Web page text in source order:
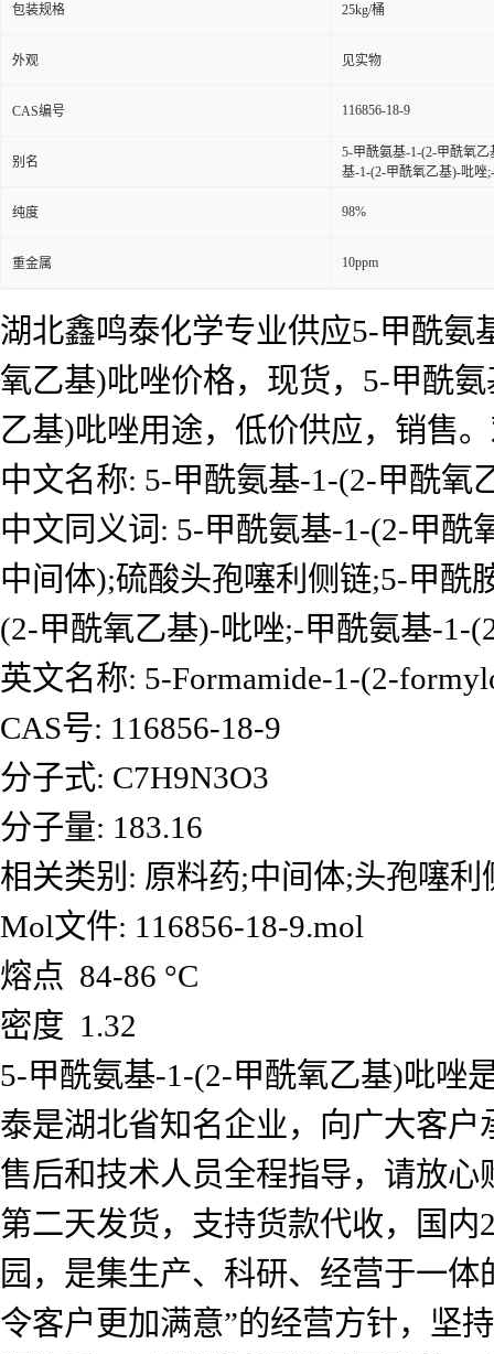
包装规格 25kg/桶
外观 见实物
CAS编号 116856-18-9
别名
5-甲酰氨基-1-(2-甲酰氧
基-1-(2-甲酰氧乙基)-吡唑
纯度 98%
重金属 10ppm
湖北鑫鸣泰化学专业供应5-甲酰氨
氧乙基)吡唑价格，现货，5-甲酰
乙基)吡唑用途，低价供应，销售
中文名称: 5-甲酰氨基-1-(2-甲酰氧
中文同义词: 5-甲酰氨基-1-(2-甲酰
中间体);硫酸头孢噻利侧链;5-甲酰
(2-甲酰氧乙基)-吡唑;-甲酰氨基-1-
英文名称: 5-Formamide-1-(2-
CAS号: 116856-18-9
分子式: C7H9N3O3
分子量: 183.16
相关类别: 原料药;中间体;头孢噻利
Mol文件: 116856-18-9.mol
熔点 84-86 °C
密度 1.32
5-甲酰氨基-1-(2-甲酰氧乙基)吡唑
泰是湖北省知名企业，向广大客
售后和技术人员全程指导，请放
第二天发货，支持货款代收，国
园，是集生产、科研、经营于一
令客户更加满意”的经营方针，坚